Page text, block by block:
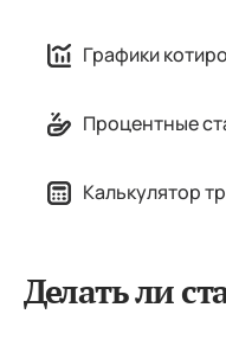
Графики
Процентные
Калькулятор
Делать ли